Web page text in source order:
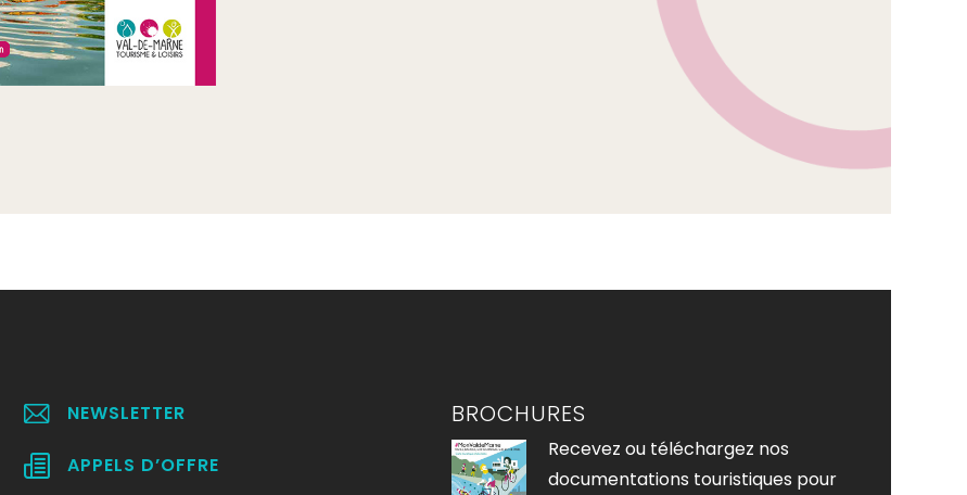
NEWSLETTER
APPELS D’OFFRE
BROCHURES
Recevez ou téléchargez nos
documentations touristiques pour